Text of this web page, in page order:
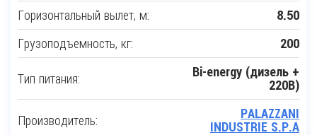
Горизонтальный вылет, м: 8.50
Грузоподъемность, кг: 200
Тип питания:
Bi-energy (дизель +
220В)
Производитель:
PALAZZANI
INDUSTRIE S.P.A